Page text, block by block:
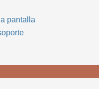
pantalla